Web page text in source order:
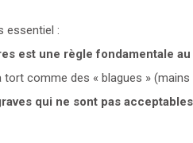
essentiel :
est une règle fondamentale
comme des « blagues »
qui ne sont pas